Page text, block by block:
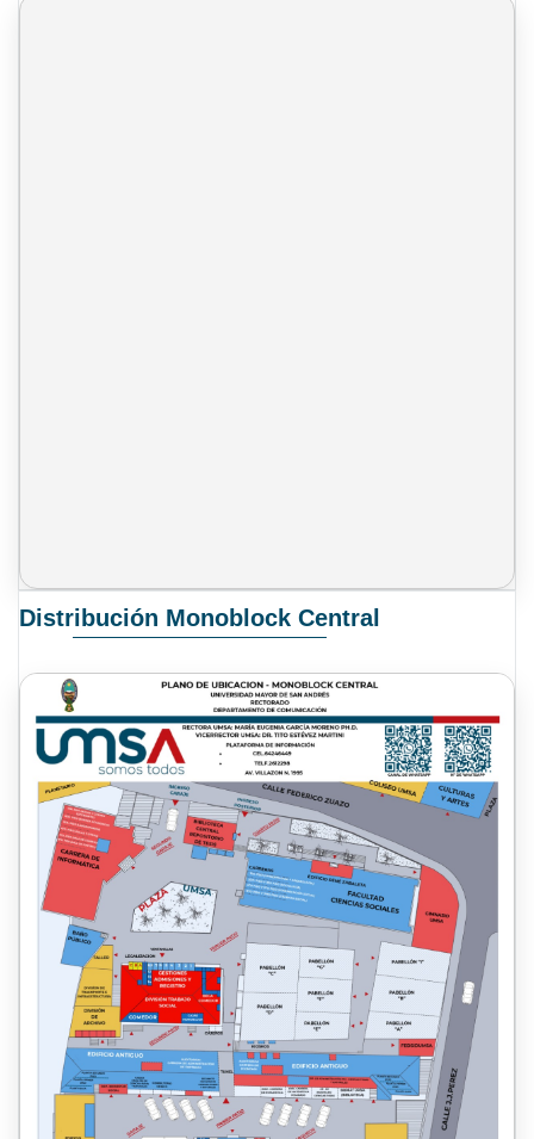
Distribución Monoblock Central